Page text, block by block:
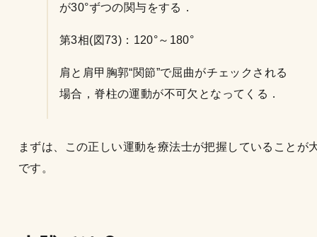
が30°ずつの関与をする．
第3相(図73)：120°～180°
肩と肩甲胸郭“関節”で屈曲がチェックされる
場合，脊柱の運動が不可欠となってくる．
まずは、この正しい運動を療法士が把握していることが
です。